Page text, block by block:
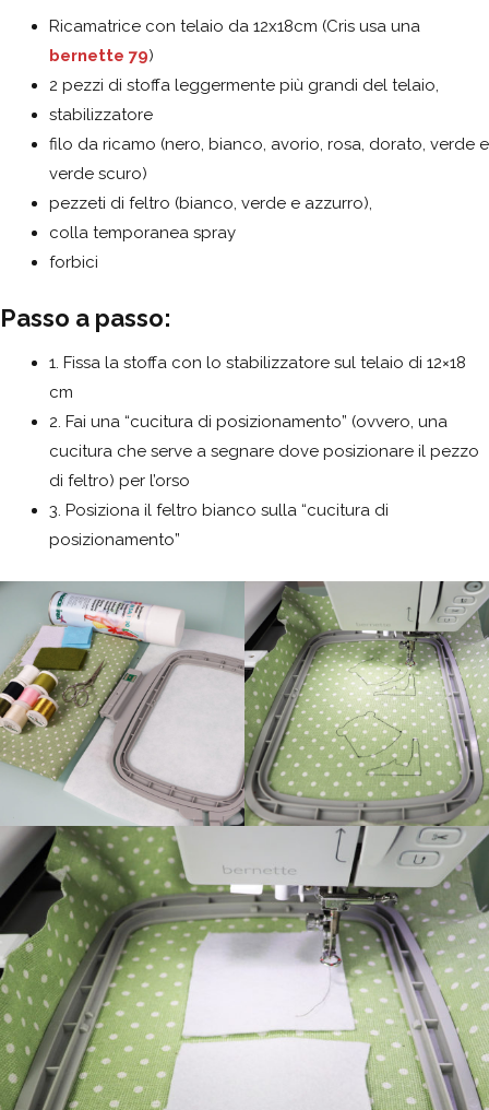
Ricamatrice con telaio da 12x18cm (Cris usa una
bernette 79)
2 pezzi di stoffa leggermente più grandi del telaio,
stabilizzatore
filo da ricamo (nero, bianco, avorio, rosa, dorato, verde e
verde scuro)
pezzeti di feltro (bianco, verde e azzurro),
colla temporanea spray
forbici
Passo a passo:
1. Fissa la stoffa con lo stabilizzatore sul telaio di 12×18
cm
2. Fai una “cucitura di posizionamento” (ovvero, una
cucitura che serve a segnare dove posizionare il pezzo
di feltro) per l’orso
3. Posiziona il feltro bianco sulla “cucitura di
posizionamento”